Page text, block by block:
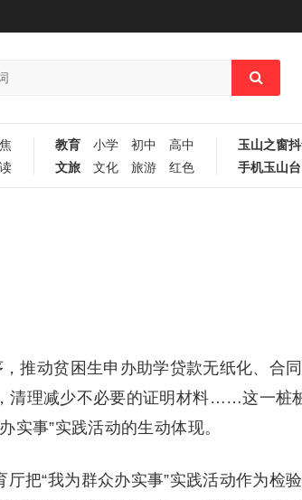
教育 小学 初中
高中
文旅
文化 旅游 红色
玉山之窗
手机玉山台
动贫困生申办助学贷款无纸化、合同
清理减少不必要的证明材料……这一桩
实事”实践活动的生动体现。
把“我为群众办实事”实践活动作为检验